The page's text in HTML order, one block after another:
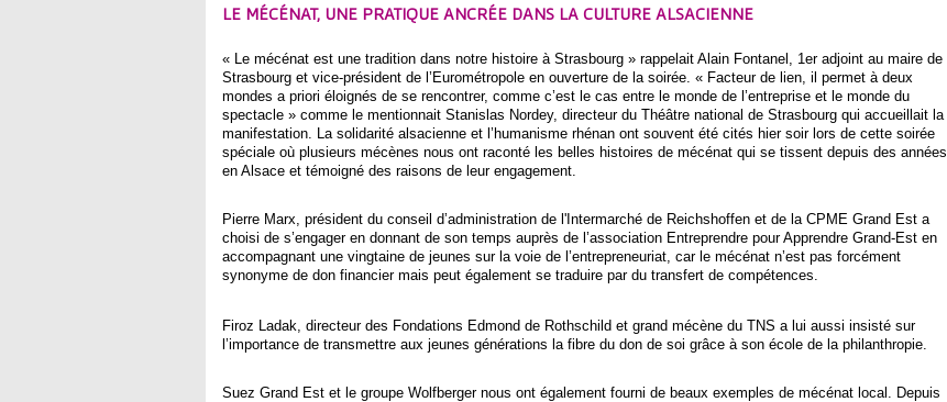
LE MÉCÉNAT, UNE PRATIQUE ANCRÉE DANS LA CULTURE ALSACIENNE
« Le mécénat est une tradition dans notre histoire à Strasbourg » rappelait Alain Fontanel, 1er adjoint au maire de
Strasbourg et vice-président de l’Eurométropole en ouverture de la soirée. « Facteur de lien, il permet à deux
mondes a priori éloignés de se rencontrer, comme c’est le cas entre le monde de l’entreprise et le monde du
spectacle » comme le mentionnait Stanislas Nordey, directeur du Théâtre national de Strasbourg qui accueillait la
manifestation. La solidarité alsacienne et l’humanisme rhénan ont souvent été cités hier soir lors de cette soirée
spéciale où plusieurs mécènes nous ont raconté les belles histoires de mécénat qui se tissent depuis des années
en Alsace et témoigné des raisons de leur engagement.
Pierre Marx, président du conseil d’administration de l'Intermarché de Reichshoffen et de la CPME Grand Est a
choisi de s’engager en donnant de son temps auprès de l’association Entreprendre pour Apprendre Grand-Est en
accompagnant une vingtaine de jeunes sur la voie de l’entrepreneuriat, car le mécénat n’est pas forcément
synonyme de don financier mais peut également se traduire par du transfert de compétences.
Firoz Ladak, directeur des Fondations Edmond de Rothschild et grand mécène du TNS a lui aussi insisté sur
l’importance de transmettre aux jeunes générations la fibre du don de soi grâce à son école de la philanthropie.
Suez Grand Est et le groupe Wolfberger nous ont également fourni de beaux exemples de mécénat local. Depuis